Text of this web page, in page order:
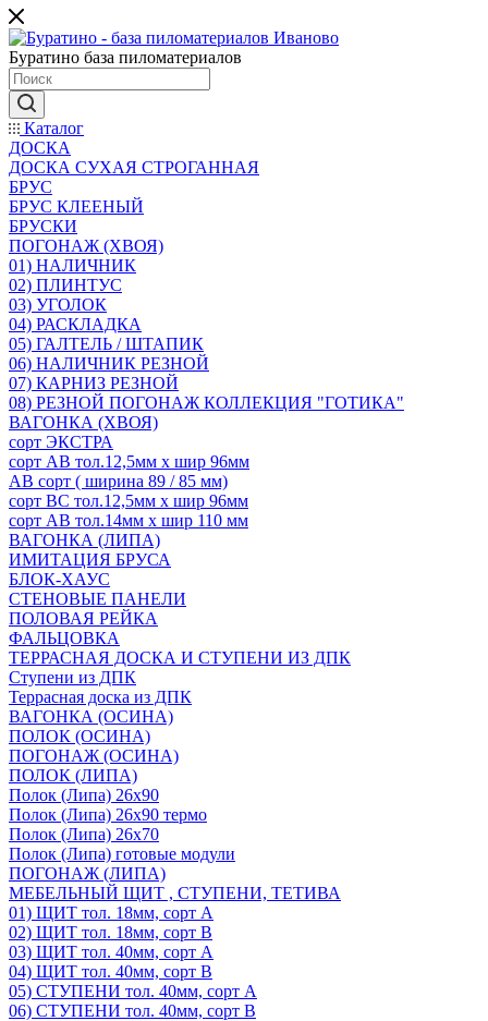
Буратино база пиломатериалов
Каталог
ДОСКА
ДОСКА СУХАЯ СТРОГАННАЯ
БРУС
БРУС КЛЕЕНЫЙ
БРУСКИ
ПОГОНАЖ (ХВОЯ)
01) НАЛИЧНИК
02) ПЛИНТУС
03) УГОЛОК
04) РАСКЛАДКА
05) ГАЛТЕЛЬ / ШТАПИК
06) НАЛИЧНИК РЕЗНОЙ
07) КАРНИЗ РЕЗНОЙ
08) РЕЗНОЙ ПОГОНАЖ КОЛЛЕКЦИЯ "ГОТИКА"
ВАГОНКА (ХВОЯ)
сорт ЭКСТРА
сорт АВ тол.12,5мм х шир 96мм
АВ сорт ( ширина 89 / 85 мм)
сорт ВС тол.12,5мм х шир 96мм
сорт АВ тол.14мм х шир 110 мм
ВАГОНКА (ЛИПА)
ИМИТАЦИЯ БРУСА
БЛОК-ХАУС
СТЕНОВЫЕ ПАНЕЛИ
ПОЛОВАЯ РЕЙКА
ФАЛЬЦОВКА
ТЕРРАСНАЯ ДОСКА И СТУПЕНИ ИЗ ДПК
Ступени из ДПК
Террасная доска из ДПК
ВАГОНКА (ОСИНА)
ПОЛОК (ОСИНА)
ПОГОНАЖ (ОСИНА)
ПОЛОК (ЛИПА)
Полок (Липа) 26х90
Полок (Липа) 26х90 термо
Полок (Липа) 26х70
Полок (Липа) готовые модули
ПОГОНАЖ (ЛИПА)
МЕБЕЛЬНЫЙ ЩИТ , СТУПЕНИ, ТЕТИВА
01) ЩИТ тол. 18мм, сорт А
02) ЩИТ тол. 18мм, сорт В
03) ЩИТ тол. 40мм, сорт А
04) ЩИТ тол. 40мм, сорт В
05) СТУПЕНИ тол. 40мм, сорт А
06) СТУПЕНИ тол. 40мм, сорт В